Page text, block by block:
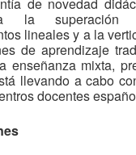
la
lineales y a la
de aprendizaje
enseñanza mixta,
llevando a cabo
docentes